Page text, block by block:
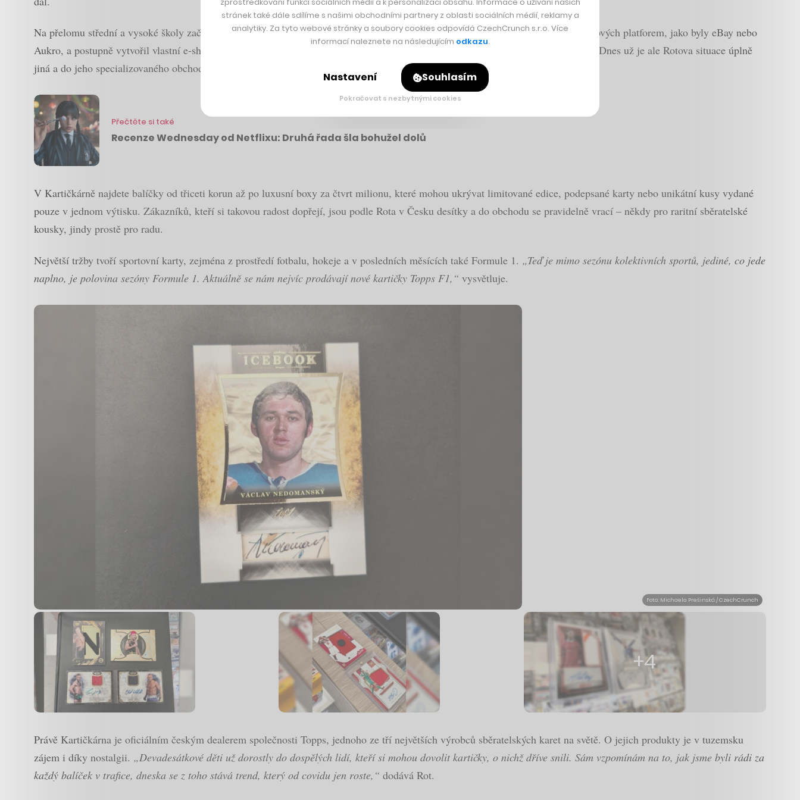
Na přelomu střední a vysoké školy začal obcházet první burzy, kde se scházeli hlavně fanoušci hokejových karet. Využil tehdy i nových platforem, jako byly eBay nebo
Aukro, a postupně vytvořil vlastní e-shop. Zpočátku vyřizoval objednávky z dětského pokoje a svůj první sklad si zřídil ve sklepě. Dnes už je ale Rotova situace úplně
jiná a do jeho specializovaného obchodu v Dejvicích jezdí lidé z celého světa.
Přečtěte si také
Recenze Wednesday od Netflixu: Druhá řada šla bohužel dolů
V Kartičkárně najdete balíčky od třiceti korun až po luxusní boxy za čtvrt milionu, které mohou ukrývat limitované edice, podepsané karty nebo unikátní kusy vydané
pouze v jednom výtisku. Zákazníků, kteří si takovou radost dopřejí, jsou podle Rota v Česku desítky a do obchodu se pravidelně vrací – někdy pro raritní sběratelské
kousky, jindy prostě pro radu.
Největší tržby tvoří sportovní karty, zejména z prostředí fotbalu, hokeje a v posledních měsících také Formule 1. „Teď je mimo sezónu kolektivních sportů, jediné, co jede
naplno, je polovina sezóny Formule 1. Aktuálně se nám nejvíc prodávají nové kartičky Topps F1,“ vysvětluje.
Foto: Michaela Prešinská / CzechCrunch
+4
Právě Kartičkárna je oficiálním českým dealerem společnosti Topps, jednoho ze tří největších výrobců sběratelských karet na světě. O jejich produkty je v tuzemsku
zájem i díky nostalgii. „Devadesátkové děti už dorostly do dospělých lidí, kteří si mohou dovolit kartičky, o nichž dříve snili. Sám vzpomínám na to, jak jsme byli rádi za
každý balíček v trafice, dneska se z toho stává trend, který od covidu jen roste,“ dodává Rot.
stránek také dále sdílíme s našimi obchodními partnery z oblasti sociálních médií, reklamy a
analytiky. Za tyto webové stránky a soubory cookies odpovídá CzechCrunch s.r.o. Více
informací naleznete na následujícím odkazu.
Nastavení Souhlasím
Pokračovat s nezbytnými cookies